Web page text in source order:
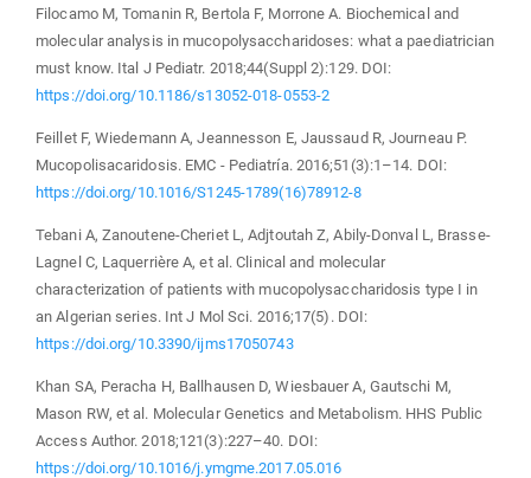
Filocamo M, Tomanin R, Bertola F, Morrone A. Biochemical and
molecular analysis in mucopolysaccharidoses: what a paediatrician
must know. Ital J Pediatr. 2018;44(Suppl 2):129. DOI:
https://doi.org/10.1186/s13052-018-0553-2
Feillet F, Wiedemann A, Jeannesson E, Jaussaud R, Journeau P.
Mucopolisacaridosis. EMC - Pediatría. 2016;51(3):1–14. DOI:
https://doi.org/10.1016/S1245-1789(16)78912-8
Tebani A, Zanoutene-Cheriet L, Adjtoutah Z, Abily-Donval L, Brasse-
Lagnel C, Laquerrière A, et al. Clinical and molecular
characterization of patients with mucopolysaccharidosis type I in
an Algerian series. Int J Mol Sci. 2016;17(5). DOI:
https://doi.org/10.3390/ijms17050743
Khan SA, Peracha H, Ballhausen D, Wiesbauer A, Gautschi M,
Mason RW, et al. Molecular Genetics and Metabolism. HHS Public
Access Author. 2018;121(3):227–40. DOI:
https://doi.org/10.1016/j.ymgme.2017.05.016